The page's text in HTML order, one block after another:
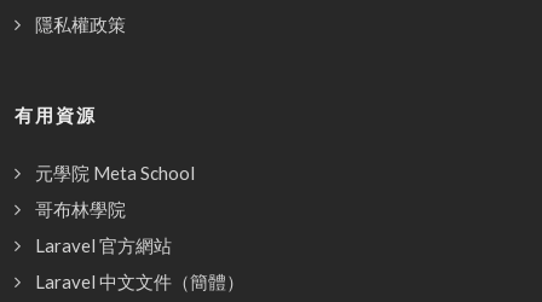
隱私權政策
有用資源
元學院 Meta School
哥布林學院
Laravel 官方網站
Laravel 中文文件（簡體）